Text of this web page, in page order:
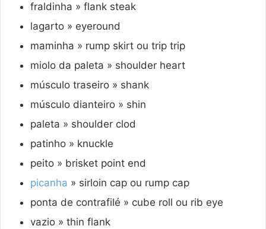
fraldinha » flank steak
lagarto » eyeround
maminha » rump skirt ou trip trip
miolo da paleta » shoulder heart
músculo traseiro » shank
músculo dianteiro » shin
paleta » shoulder clod
patinho » knuckle
peito » brisket point end
picanha » sirloin cap ou rump cap
ponta de contrafilé » cube roll ou rib eye
vazio » thin flank